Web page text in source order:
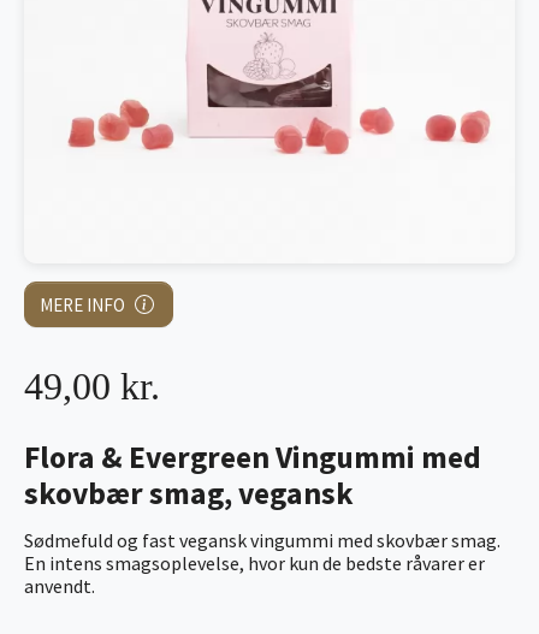
MERE INFO
Flora & Evergreen Vingummi med
skovbær smag, vegansk
Sødmefuld og fast vegansk vingummi med skovbær smag.
En intens smagsoplevelse, hvor kun de bedste råvarer er
anvendt.
49,00 kr.